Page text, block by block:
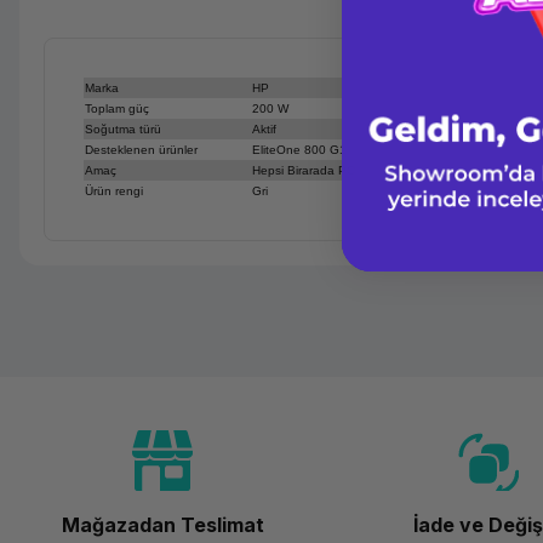
Marka
HP
Toplam güç
200 W
Soğutma türü
Aktif
Desteklenen ürünler
EliteOne 800 G1
Amaç
Hepsi Birarada PC
Ürün rengi
Gri
Mağazadan Teslimat İade ve